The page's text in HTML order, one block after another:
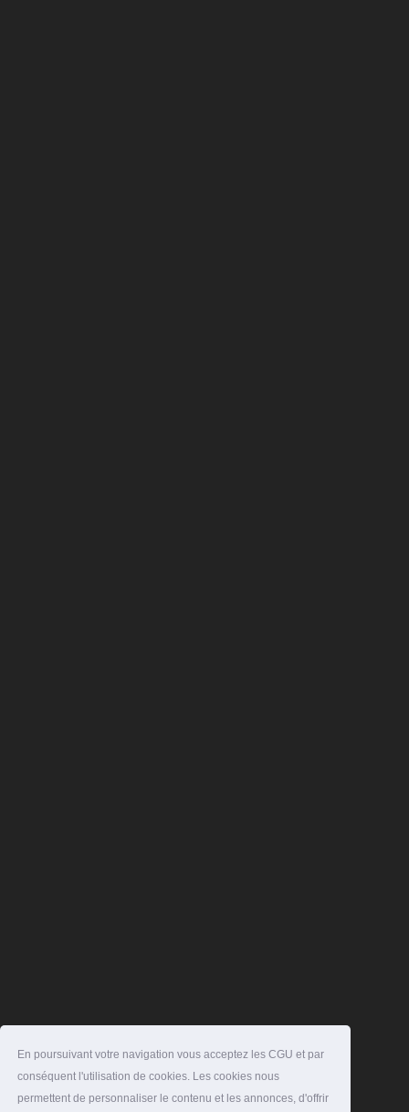
En poursuivant votre navigation vous acceptez les CGU et par
conséquent l'utilisation de cookies. Les cookies nous
permettent de personnaliser le contenu et les annonces, d'offrir